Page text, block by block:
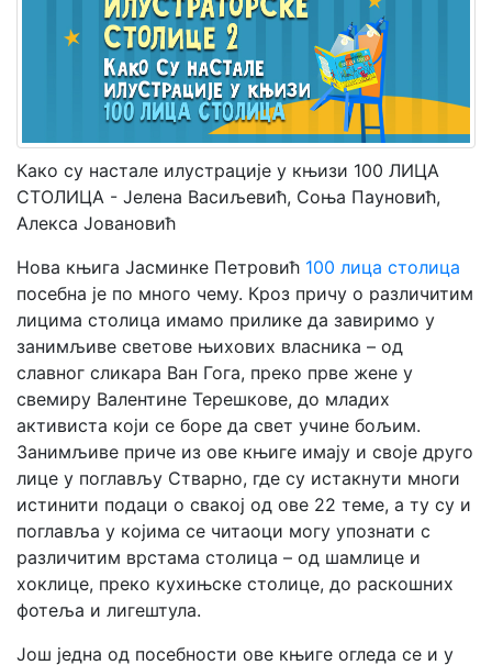
Како су настале илустрације у књизи 100 ЛИЦА
СТОЛИЦА - Јелена Васиљевић, Соња Пауновић,
Алекса Јовановић
Нова књига Јасминке Петровић 100 лица столица
посебна је по много чему. Кроз причу о различитим
лицима столица имамо прилике да завиримо у
занимљиве светове њихових власника – од
славног сликара Ван Гога, преко прве жене у
свемиру Валентине Терешкове, до младих
активиста који се боре да свет учине бољим.
Занимљиве приче из ове књиге имају и своје друго
лице у поглављу Стварно, где су истакнути многи
истинити подаци о свакој од ове 22 теме, а ту су и
поглавља у којима се читаоци могу упознати с
различитим врстама столица – од шамлице и
хоклице, преко кухињске столице, до раскошних
фотеља и лигештула.
Још једна од посебности ове књиге огледа се и у